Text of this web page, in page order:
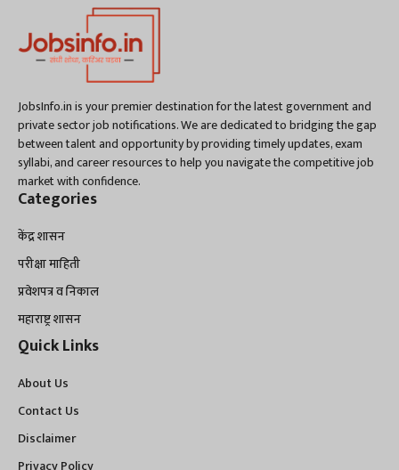
JobsInfo.in is your premier destination for the latest government and
private sector job notifications. We are dedicated to bridging the gap
between talent and opportunity by providing timely updates, exam
syllabi, and career resources to help you navigate the competitive job
market with confidence.
Categories
केंद्र शासन
परीक्षा माहिती
प्रवेशपत्र व निकाल
महाराष्ट्र शासन
Quick Links
About Us
Contact Us
Disclaimer